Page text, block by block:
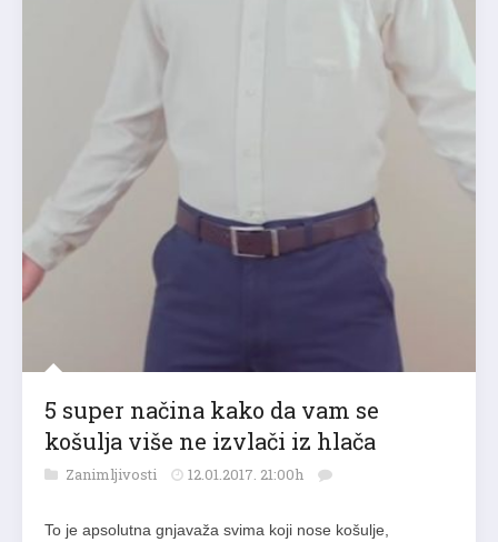
5 super načina kako da vam se
košulja više ne izvlači iz hlača
Zanimljivosti 12.01.2017. 21:00h
To je apsolutna gnjavaža svima koji nose košulje,